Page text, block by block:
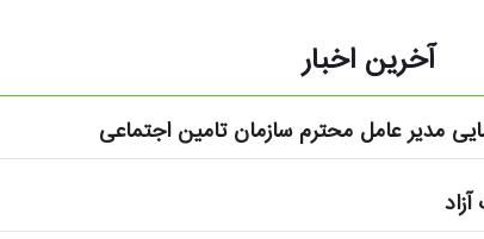
آخرین اخبار
مدیر عامل محترم سازمان تامین اجتماعی